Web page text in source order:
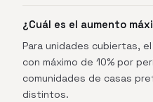
¿Cuál es el aumento
Para unidades cubiertas, el
con máximo de 10% por
comunidades de casas
distintos.